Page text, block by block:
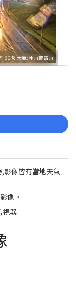
:90%.天氣:陣雨或雷雨
影像皆有當地天氣
像。
視器